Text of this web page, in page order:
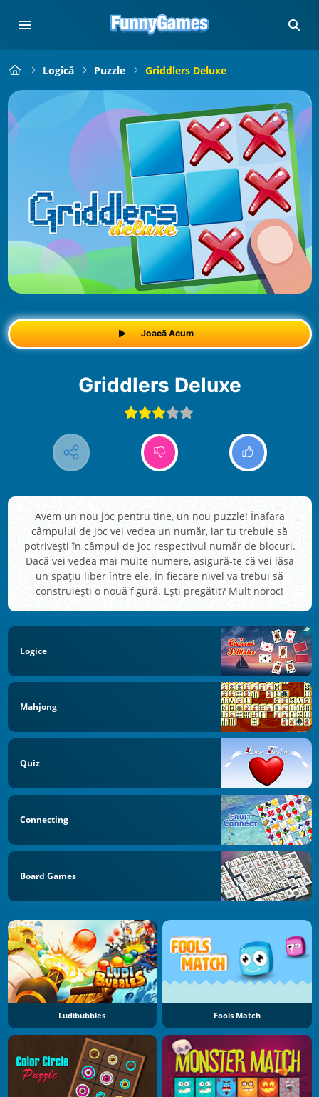
Logică Puzzle Griddlers Deluxe
Joacă Acum
Griddlers Deluxe
Avem un nou joc pentru tine, un nou puzzle! Înafara
câmpului de joc vei vedea un număr, iar tu trebuie să
potrivești în câmpul de joc respectivul număr de blocuri.
Dacă vei vedea mai multe numere, asigură-te că vei lăsa
un spațiu liber între ele. În fiecare nivel va trebui să
construiești o nouă figură. Ești pregătit? Mult noroc!
Logice
Mahjong
Quiz
Connecting
Board Games
Ludibubbles Fools Match